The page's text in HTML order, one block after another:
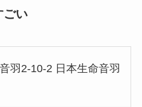
ごい
羽2-10-2 日本生命音羽